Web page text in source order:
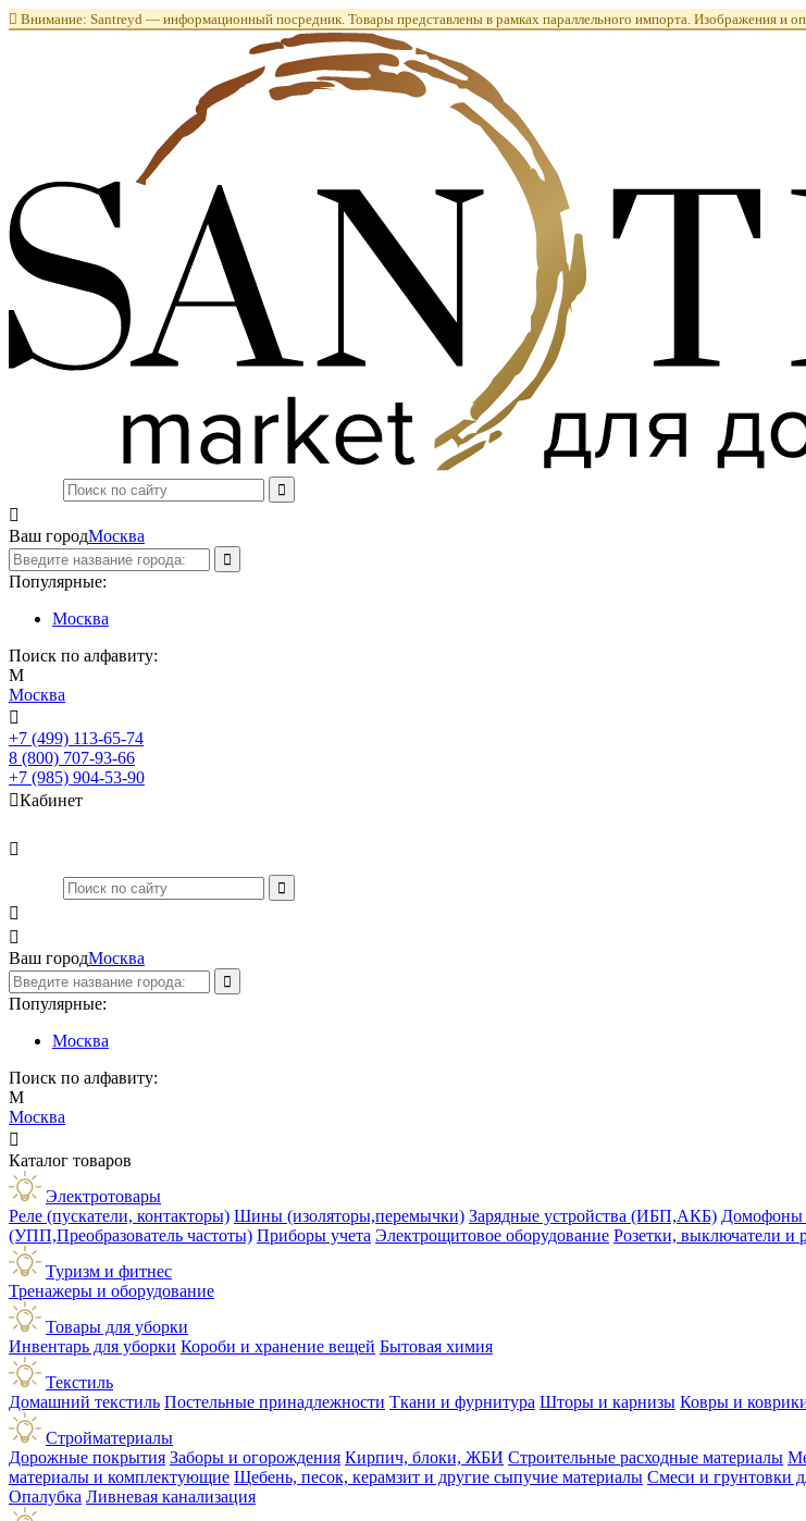
 Внимание: Santreyd — информационный посредник. Товары представлены в рамках параллельного импорта. Изображения и

Ваш городМосква
Популярные:
Москва
Поиск по алфавиту:
М
Москва

+7 (499) 113-65-74
8 (800) 707-93-66
+7 (985) 904-53-90
Кабинет



Ваш городМосква
Популярные:
Москва
Поиск по алфавиту:
М
Москва

Каталог товаров
Электротовары
Реле (пускатели, контакторы) Шины (изоляторы,перемычки) Зарядные устройства (ИБП,АКБ) Домофоны
(УПП,Преобразователь частоты) Приборы учета Электрощитовое оборудование Розетки, выключатели и
Туризм и фитнес
Тренажеры и оборудование
Товары для уборки
Инвентарь для уборки Короби и хранение вещей Бытовая химия
Текстиль
Домашний текстиль Постельные принадлежности Ткани и фурнитура Шторы и карнизы Ковры и
Стройматериалы
Дорожные покрытия Заборы и огорождения Кирпич, блоки, ЖБИ Строительные расходные материалы
материалы и комплектующие Щебень, песок, керамзит и другие сыпучие материалы Смеси и грунтовки
Опалубка Ливневая канализация